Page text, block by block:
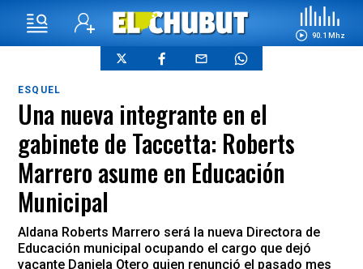
90.1 Mhz
ESQUEL
Una nueva integrante en el
gabinete de Taccetta: Roberts
Marrero asume en Educación
Municipal
Aldana Roberts Marrero será la nueva Directora de
Educación municipal ocupando el cargo que dejó
vacante Daniela Otero quien renunció el pasado mes